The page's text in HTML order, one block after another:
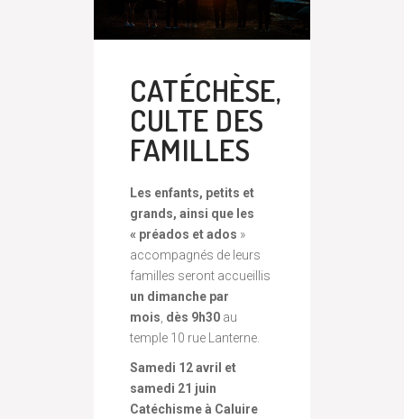
CATÉCHÈSE,
CULTE DES
FAMILLES
Les enfants, petits et
grands, ainsi que les
« préados et ados »
accompagnés de leurs
familles seront accueillis
un dimanche par
mois, dès 9h30 au
temple 10 rue Lanterne.
Samedi 12 avril et
samedi 21 juin
Catéchisme à Caluire